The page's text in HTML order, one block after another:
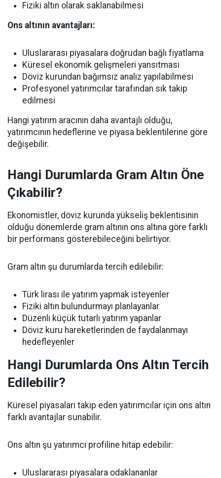
Fiziki altın olarak saklanabilmesi
Ons altının avantajları:
Uluslararası piyasalara doğrudan bağlı fiyatlama
Küresel ekonomik gelişmeleri yansıtması
Döviz kurundan bağımsız analiz yapılabilmesi
Profesyonel yatırımcılar tarafından sık takip
edilmesi
Hangi yatırım aracının daha avantajlı olduğu,
yatırımcının hedeflerine ve piyasa beklentilerine göre
değişebilir.
Hangi Durumlarda Gram Altın Öne
Çıkabilir?
Ekonomistler, döviz kurunda yükseliş beklentisinin
olduğu dönemlerde gram altının ons altına göre farklı
bir performans gösterebileceğini belirtiyor.
Gram altın şu durumlarda tercih edilebilir:
Türk lirası ile yatırım yapmak isteyenler
Fiziki altın bulundurmayı planlayanlar
Düzenli küçük tutarlı yatırım yapanlar
Döviz kuru hareketlerinden de faydalanmayı
hedefleyenler
Hangi Durumlarda Ons Altın Tercih
Edilebilir?
Küresel piyasaları takip eden yatırımcılar için ons altın
farklı avantajlar sunabilir.
Ons altın şu yatırımcı profiline hitap edebilir:
Uluslararası piyasalara odaklananlar